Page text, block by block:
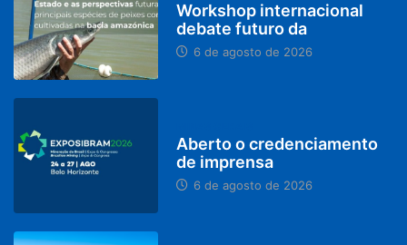
Workshop internacional
debate futuro da
6 de agosto de 2026
Aberto o credenciamento
de imprensa
6 de agosto de 2026